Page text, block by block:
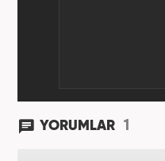
YORUMLAR 1